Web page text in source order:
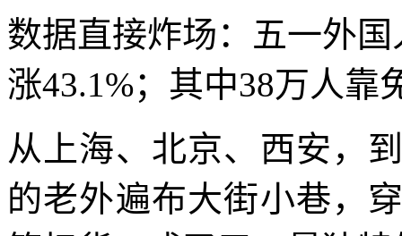
数据直接炸场：五一外
涨43.1%；其中38万人靠
从上海、北京、西安，
的老外遍布大街小巷，